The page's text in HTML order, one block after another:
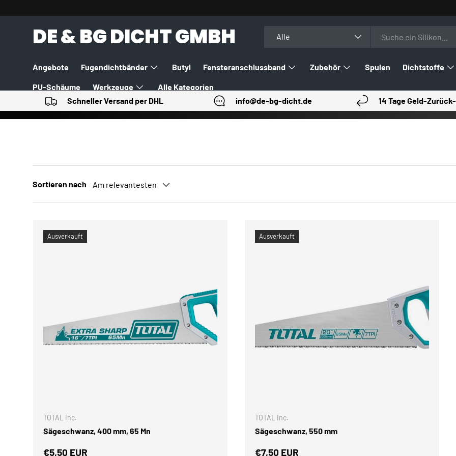
DIREKT ZUM INHALT
DE & BG DICHT GMBH Alle
Angebote Fugendichtbänder Butyl Fensteranschlussband Zubehör Spulen Dichtstoffe
PU-Schäume Werkzeuge Alle Kategorien
Schneller Versand per DHL info@de-bg-dicht.de 14 Tage Geld-
Sortieren nach Am relevantesten
Ausverkauft
TOTAL Inc.
Sägeschwanz, 400 mm, 65 Mn
Normaler Preis
€5,50 EUR
Ausverkauft
TOTAL Inc.
Sägeschwanz, 550 mm
Normaler Preis
€7,50 EUR